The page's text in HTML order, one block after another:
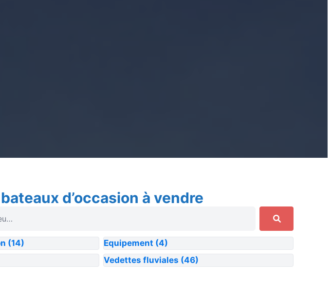
d’occasion à vendre
(14) Equipement (4)
Vedettes fluviales (46)